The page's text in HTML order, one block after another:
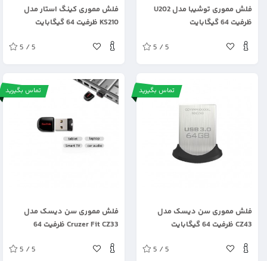
فلش مموری توشیبا مدل U202
ظرفیت 64 گیگابایت
5 / 5
فلش مموری کینگ استار مدل
KS210 ظرفیت 64 گیگابایت
5 / 5
تماس بگیرید
فلش مموری سن دیسک مدل
CZ43 ظرفیت 64 گیگابایت
5 / 5
تماس بگیرید
فلش مموری سن دیسک مدل
Cruzer Fit CZ33 ظرفیت 64
5 / 5